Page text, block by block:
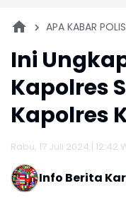
APA KABAR
Ini
Kapolres
Kapolres
Rabu, 17 Juli 2024 | 12:42
Info Berita